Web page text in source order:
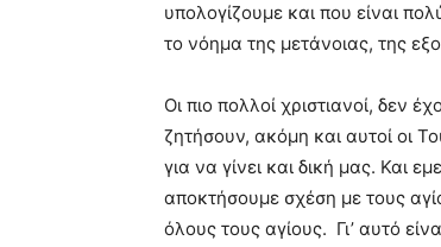
υπολογίζουμε και που είναι
το νόημα της μετάνοιας, της
Οι πιο πολλοί χριστιανοί, δεν
ζητήσουν, ακόμη και αυτοί οι
για να γίνει και δική μας. Και
αποκτήσουμε σχέση με τους
όλους τους αγίους. Γι’ αυτό